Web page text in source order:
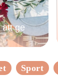
att ge
Sport